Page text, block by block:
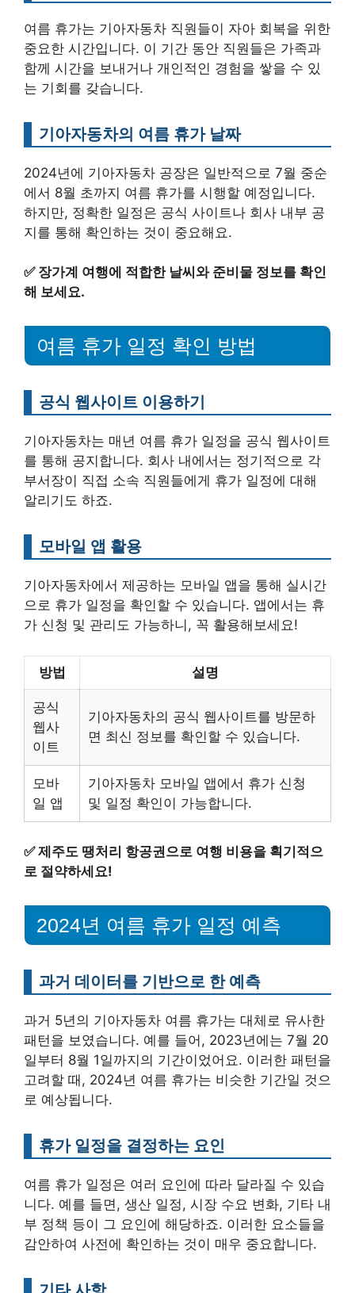
여름 휴가는 기아자동차 직원들이 자아 회복을 위한
중요한 시간입니다. 이 기간 동안 직원들은 가족과
함께 시간을 보내거나 개인적인 경험을 쌓을 수 있
는 기회를 갖습니다.
기아자동차의 여름 휴가 날짜
2024년에 기아자동차 공장은 일반적으로 7월 중순
에서 8월 초까지 여름 휴가를 시행할 예정입니다.
하지만, 정확한 일정은 공식 사이트나 회사 내부 공
지를 통해 확인하는 것이 중요해요.
✅ 장가계 여행에 적합한 날씨와 준비물 정보를 확인
해 보세요.
여름 휴가 일정 확인 방법
공식 웹사이트 이용하기
기아자동차는 매년 여름 휴가 일정을 공식 웹사이트
를 통해 공지합니다. 회사 내에서는 정기적으로 각
부서장이 직접 소속 직원들에게 휴가 일정에 대해
알리기도 하죠.
모바일 앱 활용
기아자동차에서 제공하는 모바일 앱을 통해 실시간
으로 휴가 일정을 확인할 수 있습니다. 앱에서는 휴
가 신청 및 관리도 가능하니, 꼭 활용해보세요!
방법 설명
공식
웹사
이트
기아자동차의 공식 웹사이트를 방문하
면 최신 정보를 확인할 수 있습니다.
모바
일 앱
기아자동차 모바일 앱에서 휴가 신청
및 일정 확인이 가능합니다.
✅제주도 땡처리 항공권으로 여행 비용을 획기적으
로 절약하세요!
2024년 여름 휴가 일정 예측
과거 데이터를 기반으로 한 예측
과거 5년의 기아자동차 여름 휴가는 대체로 유사한
패턴을 보였습니다. 예를 들어, 2023년에는 7월 20
일부터 8월 1일까지의 기간이었어요. 이러한 패턴을
고려할 때, 2024년 여름 휴가는 비슷한 기간일 것으
로 예상됩니다.
휴가 일정을 결정하는 요인
여름 휴가 일정은 여러 요인에 따라 달라질 수 있습
니다. 예를 들면, 생산 일정, 시장 수요 변화, 기타 내
부 정책 등이 그 요인에 해당하죠. 이러한 요소들을
감안하여 사전에 확인하는 것이 매우 중요합니다.